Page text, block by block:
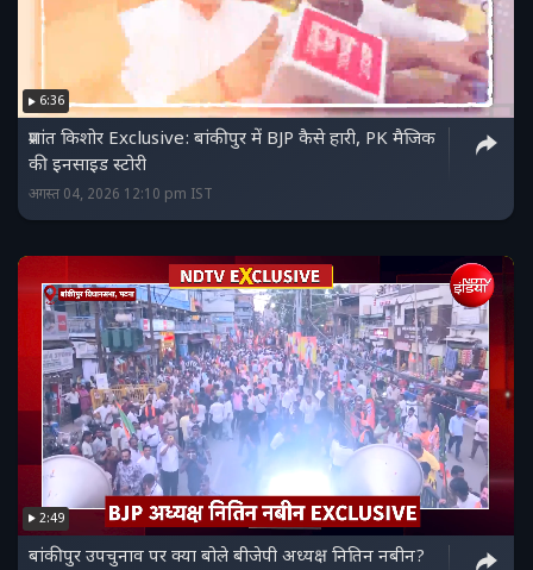
6:36
प्रशांत किशोर Exclusive: बांकीपुर में BJP कैसे हारी, PK मैजिक
की इनसाइड स्‍टोरी
अगस्त 04, 2026 12:10 pm IST
2:49
बांकीपुर उपचुनाव पर क्या बोले बीजेपी अध्यक्ष नितिन नबीन?